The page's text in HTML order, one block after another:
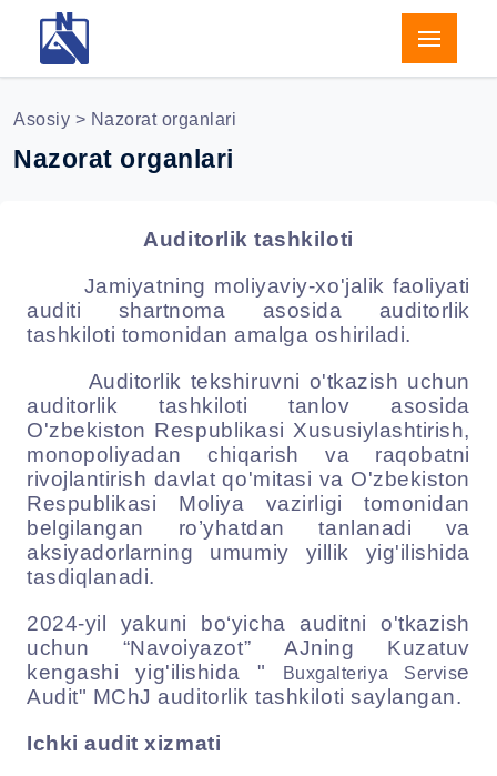
Asosiy > Nazorat organlari
Nazorat organlari
Auditorlik tashkiloti
Jamiyatning moliyaviy-xo'jalik faoliyati
auditi shartnoma asosida auditorlik
tashkiloti tomonidan amalga oshiriladi.
Auditorlik tekshiruvni o'tkazish uchun
auditorlik tashkiloti tanlov asosida
O'zbekiston Respublikasi Xususiylashtirish,
monopoliyadan chiqarish va raqobatni
rivojlantirish davlat qo'mitasi va O'zbekiston
Respublikasi Moliya vazirligi tomonidan
belgilangan ro’yhatdan tanlanadi va
aksiyadorlarning umumiy yillik yig'ilishida
tasdiqlanadi.
2024-yil yakuni bo‘yicha auditni o'tkazish
uchun “Navoiyazot” AJning Kuzatuv
kengashi yig'ilishida " Buxgalteriya Servise
Audit" MChJ auditorlik tashkiloti saylangan.
Ichki audit xizmati